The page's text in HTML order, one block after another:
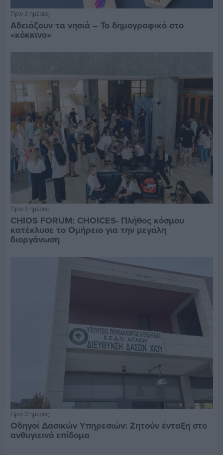
Πριν 3 ημέρες
Αδειάζουν τα νησιά – Το δημογραφικό στο
«κόκκινο»
Πριν 3 ημέρες
CHIOS FORUM: CHOICES- Πλήθος κόσμου
κατέκλυσε το Ομήρειο για την μεγάλη
διοργάνωση
Πριν 3 ημέρες
Οδηγοί Δασικών Υπηρεσιών: Ζητούν ένταξη στο
ανθυγιεινό επίδομα